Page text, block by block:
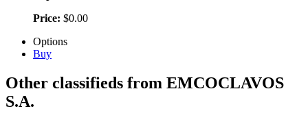
Price: $0.00
Options
Buy
Other classifieds from EMCOCLAVOS
S.A.